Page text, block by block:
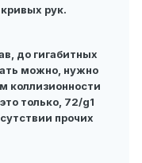
рук.
до гигабитных
можно, нужно
коллизионности
только, 72/g1
прочих